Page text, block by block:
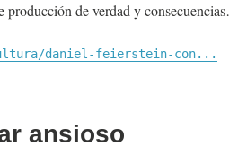
producción de verdad y
daniel-feierstein-con...
ansioso